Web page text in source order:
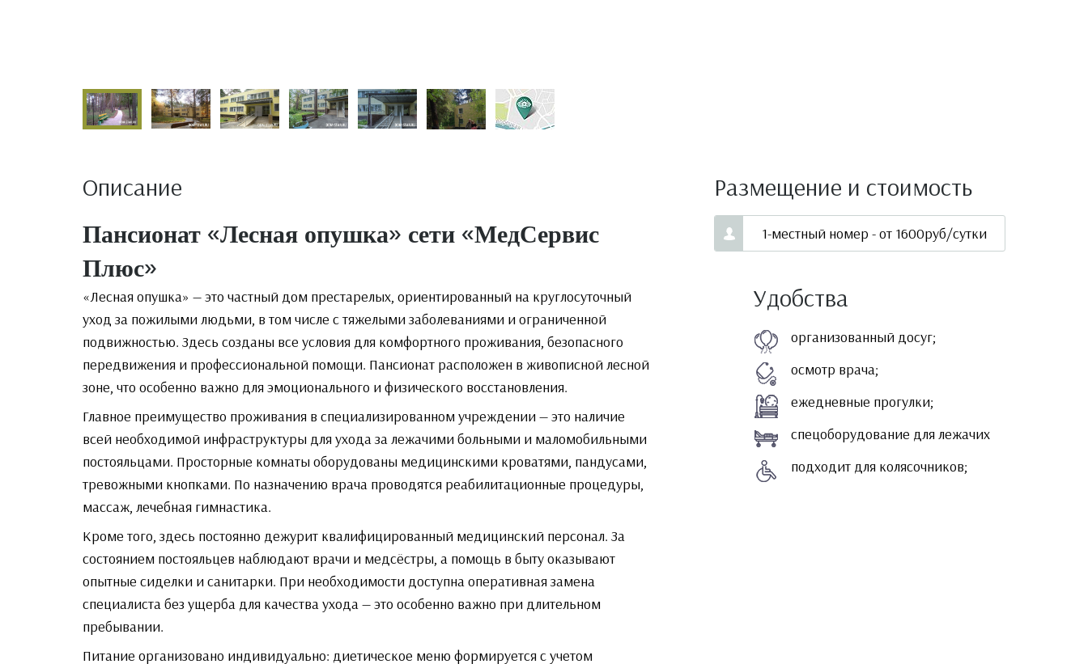
Описание
Пансионат «Лесная опушка» сети «МедСервис
Плюс»
«Лесная опушка» — это частный дом престарелых, ориентированный на круглосуточный
уход за пожилыми людьми, в том числе с тяжелыми заболеваниями и ограниченной
подвижностью. Здесь созданы все условия для комфортного проживания, безопасного
передвижения и профессиональной помощи. Пансионат расположен в живописной лесной
зоне, что особенно важно для эмоционального и физического восстановления.
Главное преимущество проживания в специализированном учреждении — это наличие
всей необходимой инфраструктуры для ухода за лежачими больными и маломобильными
постояльцами. Просторные комнаты оборудованы медицинскими кроватями, пандусами,
тревожными кнопками. По назначению врача проводятся реабилитационные процедуры,
массаж, лечебная гимнастика.
Кроме того, здесь постоянно дежурит квалифицированный медицинский персонал. За
состоянием постояльцев наблюдают врачи и медсёстры, а помощь в быту оказывают
опытные сиделки и санитарки. При необходимости доступна оперативная замена
специалиста без ущерба для качества ухода — это особенно важно при длительном
пребывании.
Питание организовано индивидуально: диетическое меню формируется с учетом
Размещение и стоимость
1-местный номер - от 1600руб/сутки
Удобства
организованный досуг;
осмотр врача;
ежедневные прогулки;
спецоборудование для лежачих
подходит для колясочников;